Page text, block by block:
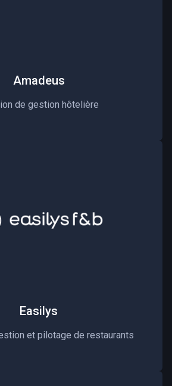
Amadeus
de gestion hôtelière
Easilys
et pilotage de restaurants